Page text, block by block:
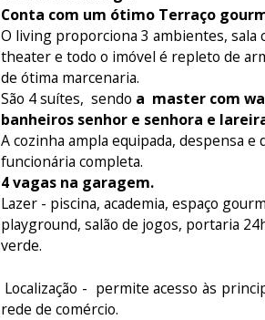
Conta com um ótimo Terraço
O living proporciona 3 ambientes, sala
theater e todo o imóvel é repleto de
de ótima marcenaria.
São 4 suítes, sendo a master com
banheiros senhor e senhora e
A cozinha ampla equipada, despensa e
funcionária completa.
4 vagas na garagem.
Lazer - piscina, academia, espaço
playground, salão de jogos, portaria
verde.
Localização - permite acesso às
rede de comércio.